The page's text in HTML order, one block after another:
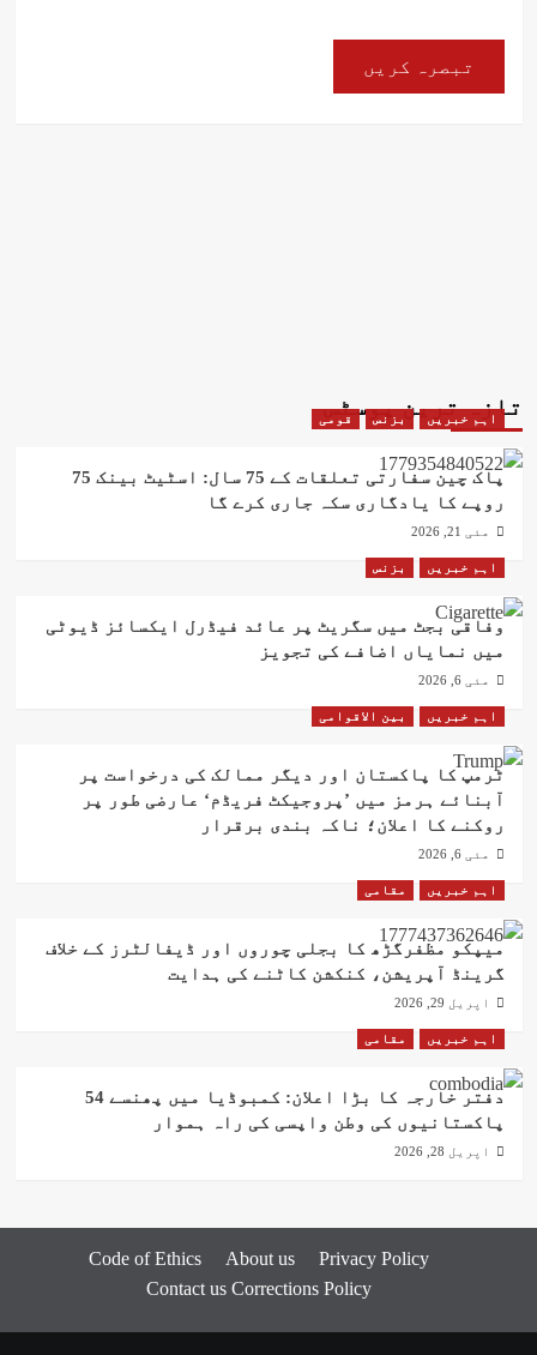
تازہ ترین پوسٹس
اہم خبریں بزنس قومی
پاک چین سفارتی تعلقات کے 75 سال: اسٹیٹ بینک 75
روپے کا یادگاری سکہ جاری کرے گا
مئی 21, 2026
اہم خبریں بزنس
وفاقی بجٹ میں سگریٹ پر عائد فیڈرل ایکسائز ڈیوٹی
میں نمایاں اضافے کی تجویز
مئی 6, 2026
اہم خبریں بین الاقوامی
ٹرمپ کا پاکستان اور دیگر ممالک کی درخواست پر
آبنائے ہرمز میں ’پروجیکٹ فریڈم‘ عارضی طور پر
روکنے کا اعلان؛ ناکہ بندی برقرار
مئی 6, 2026
اہم خبریں مقامی
میپکو مظفرگڑھ کا بجلی چوروں اور ڈیفالٹرز کے خلاف
گرینڈ آپریشن، کنکشن کاٹنے کی ہدایت
اپریل 29, 2026
اہم خبریں مقامی
دفتر خارجہ کا بڑا اعلان: کمبوڈیا میں پھنسے 54
پاکستانیوں کی وطن واپسی کی راہ ہموار
اپریل 28, 2026
Privacy Policy
About us
Code of Ethics
Corrections Policy
Contact us